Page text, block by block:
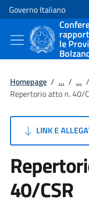
Vai al contenuto
Vai alla navigazione del sito
Governo Italiano
le
Homepage / ... / ... /
Repertorio atto n. 40/
LINK E
40/CSR